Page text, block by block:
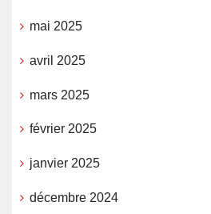
mai 2025
avril 2025
mars 2025
février 2025
janvier 2025
décembre 2024